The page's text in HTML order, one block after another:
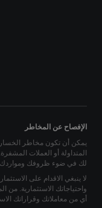
الإفصاح عن المخاطر
يمكن أن تكون مخاطر الخسارة
المتداولة أو العملات
لك في ضوء ظروفك ومواردك
لا ينبغي الاقدام على
واحتياجاتك الاستثمارية.
أي من معاملاتك وقراراتك